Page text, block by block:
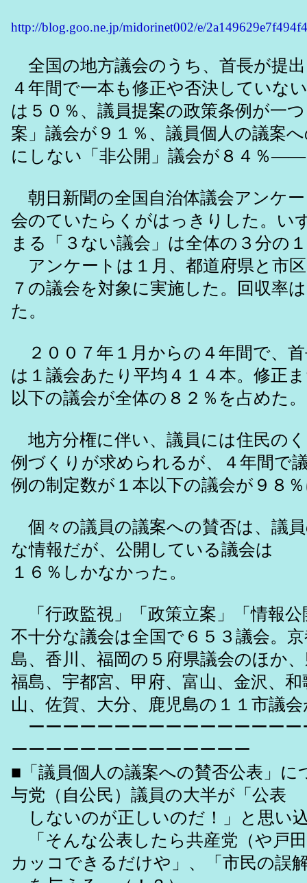
http://blog.goo.ne.jp/midorinet002/e/
全国の地方議会のうち、首長が提
４年間で一本も修正や否決していな
は５０％、議員提案の政策条例が一
案」議会が９１％、議員個人の議案
にしない「非公開」議会が８４％
朝日新聞の全国自治体議会アンケ
会のていたらくがはっきりした。い
まる「３ない議会」は全体の３分の
アンケートは１月、都道府県と市
７の議会を対象に実施した。回収率
た。
２００７年１月からの４年間で、
は１議会あたり平均４１４本。修正
以下の議会が全体の８２％を占めた。
地方分権に伴い、議員には住民の
例づくりが求められるが、４年間で
例の制定数が１本以下の議会が９８
個々の議員の議案への賛否は、議
な情報だが、公開している議会は
１６％しかなかった。
「行政監視」「政策立案」「情報
不十分な議会は全国で６５３議会。
島、香川、福岡の５府県議会のほか
福島、宇都宮、甲府、富山、金沢、
山、佐賀、大分、鹿児島の１１市議
ーーーーーーーーーーーーーーーー
ーーーーーーーーーーーーーー
■「議員個人の議案への賛否公表」に
与党（自公民）議員の大半が「公表
しないのが正しいのだ！」と思い
「そんな公表したら共産党（や戸
カッコできるだけや」、「市民の誤